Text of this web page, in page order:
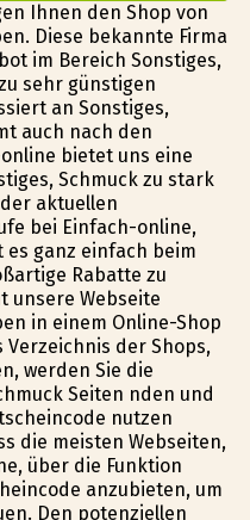
Ihnen den Shop von
Diese bekannte Firma
im Bereich Sonstiges,
sehr günstigen
an Sonstiges,
auch nach den
bietet uns eine
Schmuck zu stark
aktuellen
bei Einfach-online,
ganz einfach beim
Rabatte zu
unsere Webseite
in einem Online-Shop
der Shops,
werden Sie die
Seiten finden und
nutzen
die meisten Webseiten,
über die Funktion
anzubieten, um
Den potenziellen